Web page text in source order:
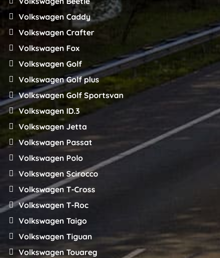
Volkswagen Caddy
Volkswagen Crafter
Volkswagen Fox
Volkswagen Golf
Volkswagen Golf plus
Volkswagen Golf Sportsvan
Volkswagen ID.3
Volkswagen Jetta
Volkswagen Passat
Volkswagen Polo
Volkswagen Scirocco
Volkswagen T-Cross
Volkswagen T-Roc
Volkswagen Taigo
Volkswagen Tiguan
Volkswagen Touareg